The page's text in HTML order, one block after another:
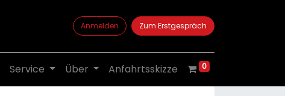
Anmelden Zum Erstgespräch
Service Über Anfahrtsskizze 0